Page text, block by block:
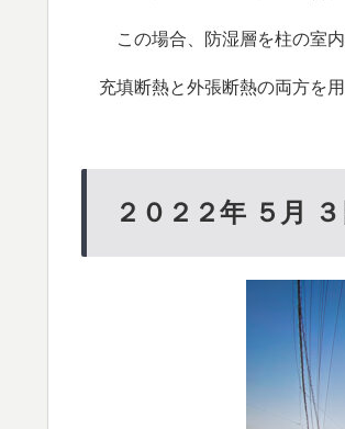
この場合、防湿層を柱の室内
充填断熱と外張断熱の両方を用
２０２２年 ５月